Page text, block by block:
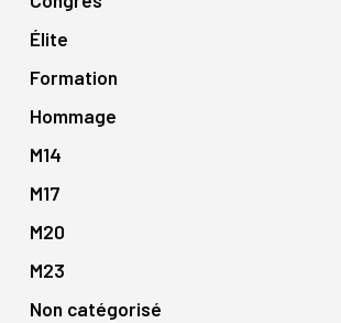
Élite
Formation
Hommage
M14
M17
M20
M23
Non catégorisé